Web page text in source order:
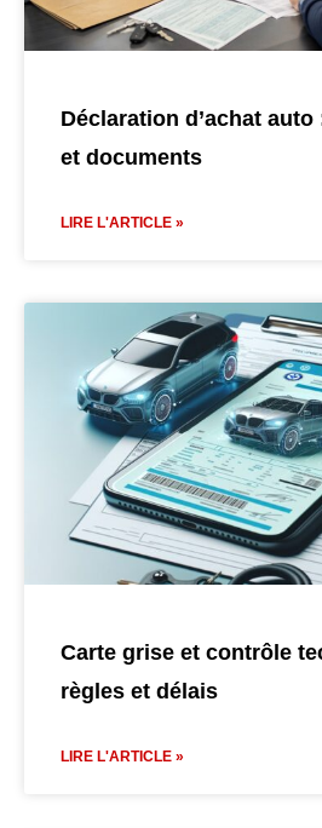
Déclaration d’achat
et documents
LIRE L'ARTICLE »
Carte grise et contrôle
règles et délais
LIRE L'ARTICLE »